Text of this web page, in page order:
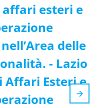
esteri e
delle
- Lazio
Affari Esteri e